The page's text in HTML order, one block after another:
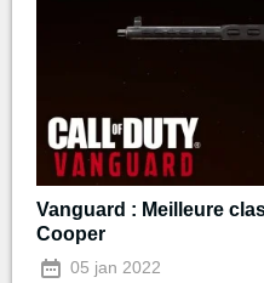
Vanguard : Meilleure
Cooper
05 jan 2022